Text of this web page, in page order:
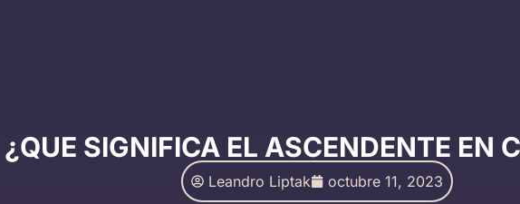
¿QUE SIGNIFICA EL ASCENDENTE EN
Leandro Liptak octubre 11, 2023